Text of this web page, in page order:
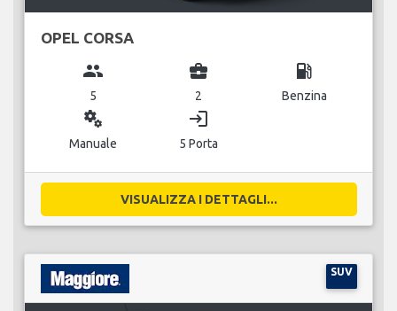
OPEL CORSA
group
5
business_center
2
local_gas_station
Benzina
miscellaneous_services
Manuale
login
5 Porta
VISUALIZZA I DETTAGLI...
SUV